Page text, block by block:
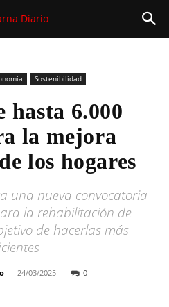
Sostenibilidad
hasta 6.000
la mejora
los hogares
una nueva convocatoria
la rehabilitación de
de hacerlas más
- 24/03/2025 0